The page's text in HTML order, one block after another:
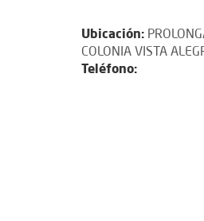
Ubicación:
COLONIA VISTA
Teléfono: